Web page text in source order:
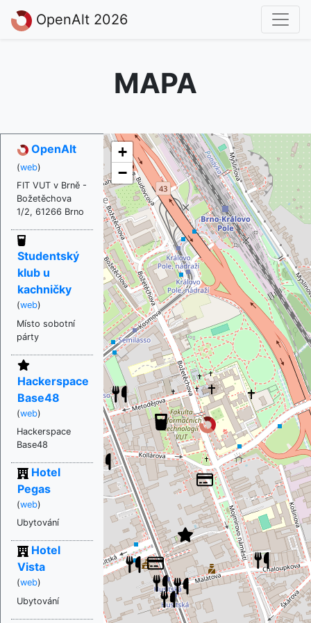
OpenAlt 2026
MAPA
OpenAlt
(web)
FIT VUT v Brně -
Božetěchova
1/2, 61266 Brno
Studentský
klub u
kachničky
(web)
Místo sobotní
párty
Hackerspace
Base48
(web)
Hackerspace
Base48
Hotel
Pegas
(web)
Ubytování
Hotel
Vista
(web)
Ubytování
+
−